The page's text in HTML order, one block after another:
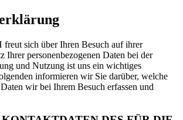
freut sich über Ihren Besuch auf ihrer
Ihrer personenbezogenen Daten bei der
und Nutzung ist uns ein wichtiges
informieren wir Sie darüber, welche
wir bei Ihrem Besuch erfassen und